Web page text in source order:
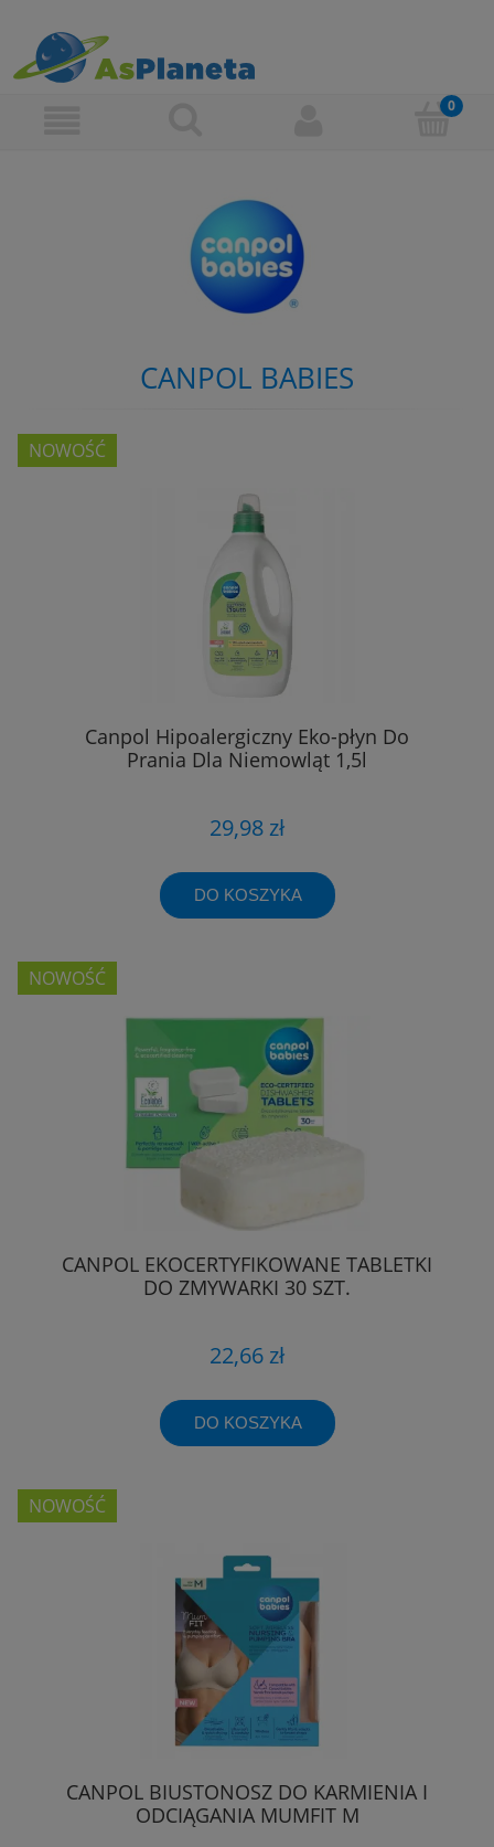
CANPOL BABIES
Canpol Hipoalergiczny Eko-płyn Do
Prania Dla Niemowląt 1,5l
29,98 zł
DO KOSZYKA
NOWOŚĆ
CANPOL EKOCERTYFIKOWANE TABLETKI
DO ZMYWARKI 30 SZT.
22,66 zł
DO KOSZYKA
NOWOŚĆ
CANPOL BIUSTONOSZ DO KARMIENIA I
ODCIĄGANIA MUMFIT M
NOWOŚĆ